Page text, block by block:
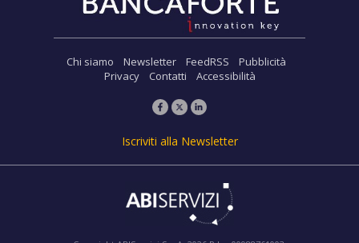
Chi siamo Newsletter FeedRSS
Pubblicità
Privacy
Contatti Accessibilità
Iscriviti alla Newsletter